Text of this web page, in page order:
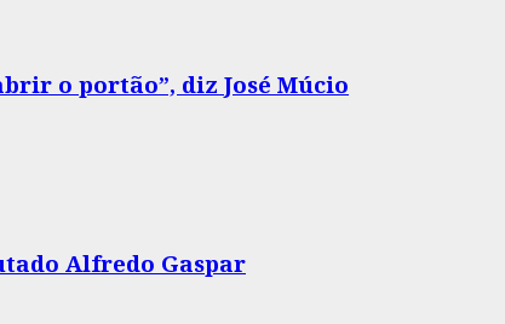
o portão”, diz José Múcio
Alfredo Gaspar